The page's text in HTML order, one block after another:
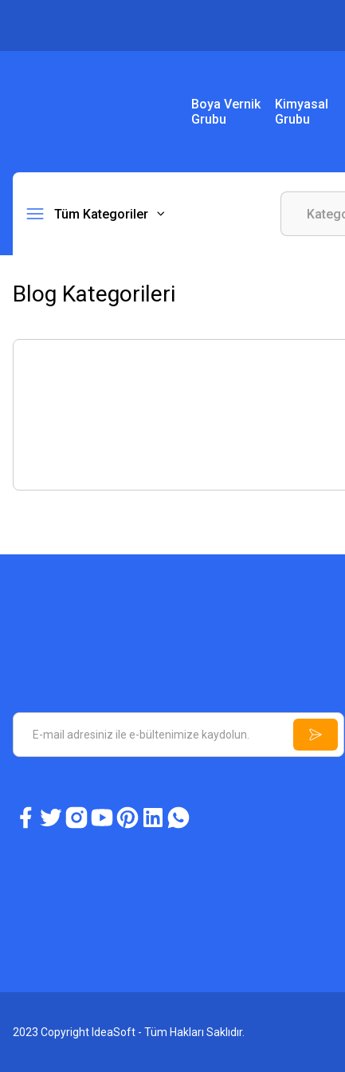
Boya Vernik
Grubu
Kimyasal
Grubu
Tüm Kategoriler
Blog Kategorileri
2023 Copyright IdeaSoft - Tüm Hakları Saklıdır.